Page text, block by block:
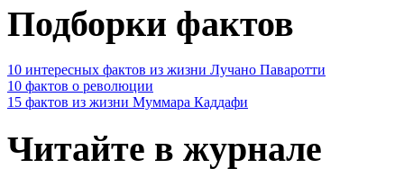
Подборки фактов
10 интересных фактов из жизни Лучано Паваротти
10 фактов о революции
15 фактов из жизни Муммара Каддафи
Читайте в журнале